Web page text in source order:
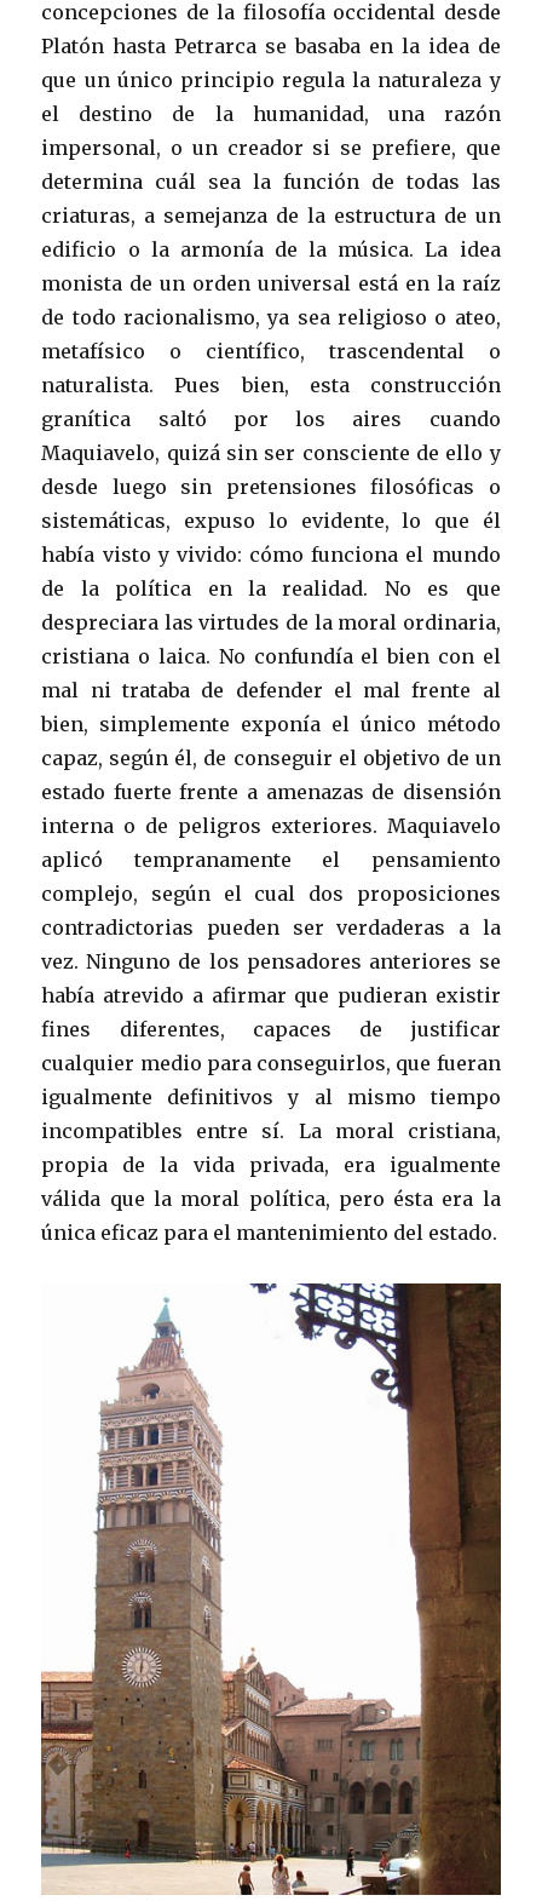
concepciones de la filosofía occidental desde
Platón hasta Petrarca se basaba en la idea de
que un único principio regula la naturaleza y
el destino de la humanidad, una razón
impersonal, o un creador si se prefiere, que
determina cuál sea la función de todas las
criaturas, a semejanza de la estructura de un
edificio o la armonía de la música. La idea
monista de un orden universal está en la raíz
de todo racionalismo, ya sea religioso o ateo,
metafísico o científico, trascendental o
naturalista. Pues bien, esta construcción
granítica saltó por los aires cuando
Maquiavelo, quizá sin ser consciente de ello y
desde luego sin pretensiones filosóficas o
sistemáticas, expuso lo evidente, lo que él
había visto y vivido: cómo funciona el mundo
de la política en la realidad. No es que
despreciara las virtudes de la moral ordinaria,
cristiana o laica. No confundía el bien con el
mal ni trataba de defender el mal frente al
bien, simplemente exponía el único método
capaz, según él, de conseguir el objetivo de un
estado fuerte frente a amenazas de disensión
interna o de peligros exteriores. Maquiavelo
aplicó tempranamente el pensamiento
complejo, según el cual dos proposiciones
contradictorias pueden ser verdaderas a la
vez. Ninguno de los pensadores anteriores se
había atrevido a afirmar que pudieran existir
fines diferentes, capaces de justificar
cualquier medio para conseguirlos, que fueran
igualmente definitivos y al mismo tiempo
incompatibles entre sí. La moral cristiana,
propia de la vida privada, era igualmente
válida que la moral política, pero ésta era la
única eficaz para el mantenimiento del estado.